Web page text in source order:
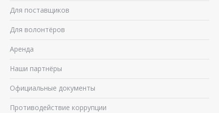
Для поставщиков
Для волонтёров
Аренда
Наши партнёры
Официальные документы
Противодействие коррупции